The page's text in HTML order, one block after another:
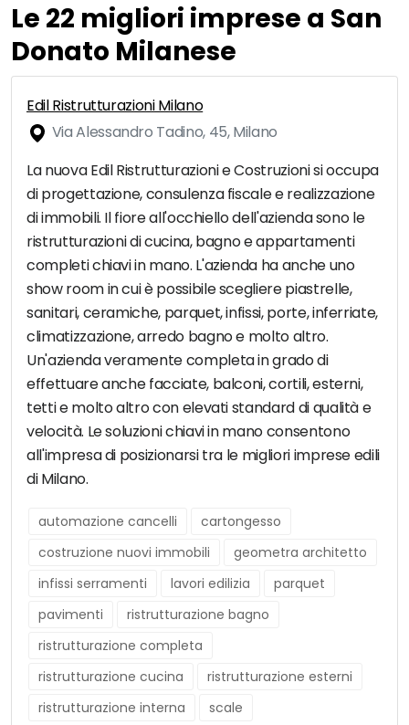
Le 22 migliori imprese a San
Donato Milanese
Edil Ristrutturazioni Milano
Via Alessandro Tadino, 45, Milano
La nuova Edil Ristrutturazioni e Costruzioni si occupa
di progettazione, consulenza fiscale e realizzazione
di immobili. Il fiore all'occhiello dell'azienda sono le
ristrutturazioni di cucina, bagno e appartamenti
completi chiavi in mano. L'azienda ha anche uno
show room in cui è possibile scegliere piastrelle,
sanitari, ceramiche, parquet, infissi, porte, inferriate,
climatizzazione, arredo bagno e molto altro.
Un'azienda veramente completa in grado di
effettuare anche facciate, balconi, cortili, esterni,
tetti e molto altro con elevati standard di qualità e
velocità. Le soluzioni chiavi in mano consentono
all'impresa di posizionarsi tra le migliori imprese edili
di Milano.
automazione cancelli
cartongesso
costruzione nuovi immobili
geometra architetto
infissi serramenti
lavori edilizia
parquet
pavimenti
ristrutturazione bagno
ristrutturazione completa
ristrutturazione cucina
ristrutturazione esterni
ristrutturazione interna
scale